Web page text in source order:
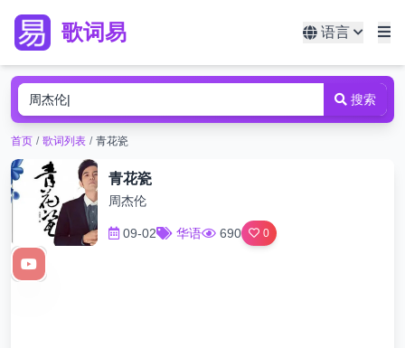
歌词易 语言
搜索
首页 / 歌词列表 / 青花瓷
青花瓷
周杰伦
09-02 华语 690 0